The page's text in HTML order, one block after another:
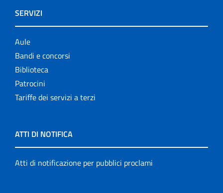
SERVIZI
Aule
Bandi e concorsi
Biblioteca
Patrocini
Tariffe dei servizi a terzi
ATTI DI NOTIFICA
Atti di notificazione per pubblici proclami